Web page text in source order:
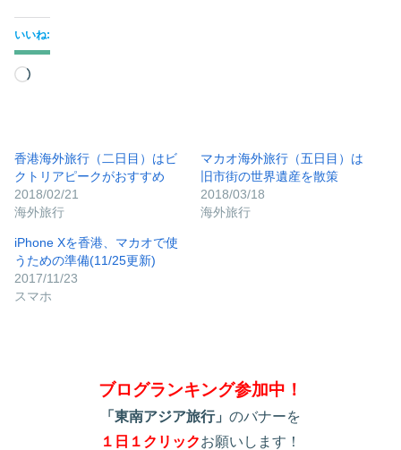
いいね:
読
み
中…
香港海外旅行（二日目）はビ
クトリアピークがおすすめ
2018/02/21
海外旅行
マカオ海外旅行（五日目）は
旧市街の世界遺産を散策
2018/03/18
海外旅行
iPhone Xを香港、マカオで使
うための準備(11/25更新)
2017/11/23
スマホ
ブログランキング参加中！
「東南アジア旅行」 のバナーを
１日１クリックお願いします！